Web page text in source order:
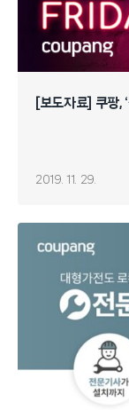
[보도자료] 쿠팡,
2019. 11. 29.